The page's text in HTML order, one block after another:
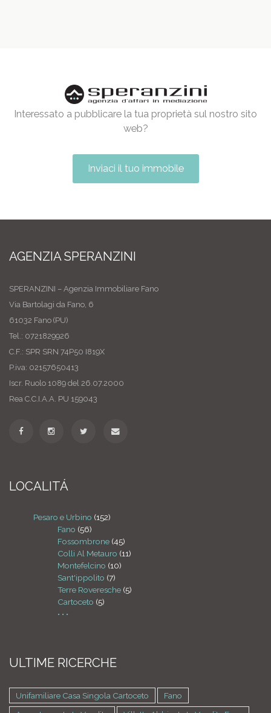
Interessato a pubblicare la tua proprietà sul nostro sito
web?
Inviaci il tuo immobile
AGENZIA SPERANZINI
SPERANZINI – Agenzia Immobiliare Fano
Via Bartolagi da Fano, 6
61032 Fano (PU)
Tel.: 0721829926
C.F.: SPR SRN 74P50 I819X
P.iva: 02157650413
Iscr. Ruolo 1089 del 26.07.2000
Rea C.C.I.A.A. PU 159043
LOCALITÁ
Pesaro e Urbino (152)
Fano (56)
Fossombrone (45)
Colli Al Metauro (11)
Montefelcino (10)
Sant'ippolito (7)
Terre Roveresche (5)
Cartoceto (5)
• • •
ULTIME RICERCHE
Unifamiliare Casa Singola Cartoceto
Fano